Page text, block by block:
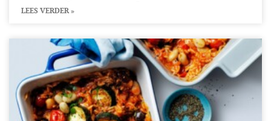
LEES VERDER »